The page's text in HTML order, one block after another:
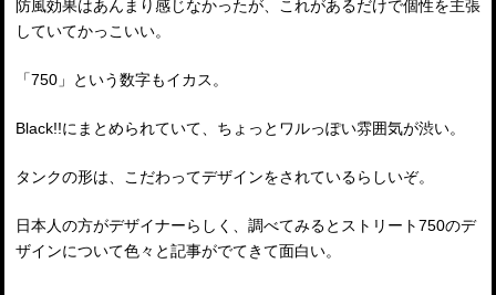
防風効果はあんまり感じなかったが、これがあるだけで個性を主張
していてかっこいい。
「750」という数字もイカス。
Black!!にまとめられていて、ちょっとワルっぽい雰囲気が渋い。
タンクの形は、こだわってデザインをされているらしいぞ。
日本人の方がデザイナーらしく、調べてみるとストリート750のデ
ザインについて色々と記事がでてきて面白い。